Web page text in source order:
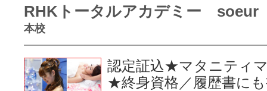
RHKトータルアカデミー soeur
本校
認定証込★マタニティ
★終身資格／履歴書に